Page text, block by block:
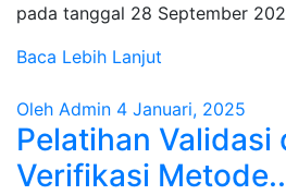
pada tanggal 28 September
Baca Lebih Lanjut
Oleh Admin 4 Januari, 2025
Pelatihan Validasi
Verifikasi